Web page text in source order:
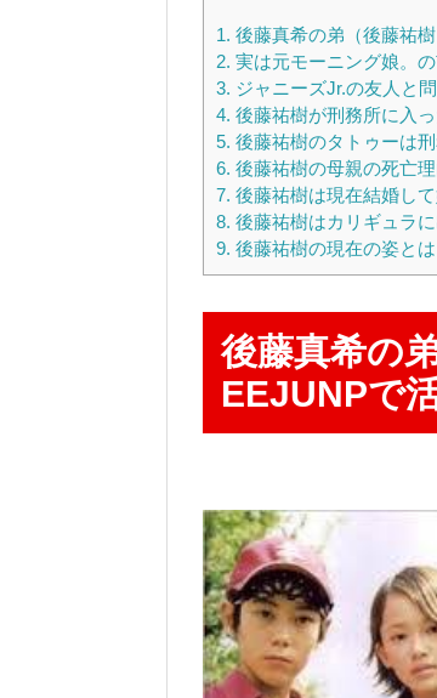
1. 後藤真希の弟（後藤祐
2. 実は元モーニング娘。
3. ジャニーズJr.の友人と
4. 後藤祐樹が刑務所に入
5. 後藤祐樹のタトゥーは
6. 後藤祐樹の母親の死亡理
7. 後藤祐樹は現在結婚し
8. 後藤祐樹はカリギュラに
9. 後藤祐樹の現在の姿とは
後藤真希の
EEJUNPで